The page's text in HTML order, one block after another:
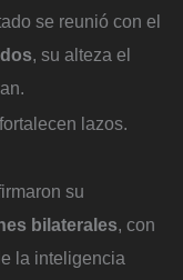
se reunió con el
, su alteza el
lazos.
su
bilaterales, con
la inteligencia